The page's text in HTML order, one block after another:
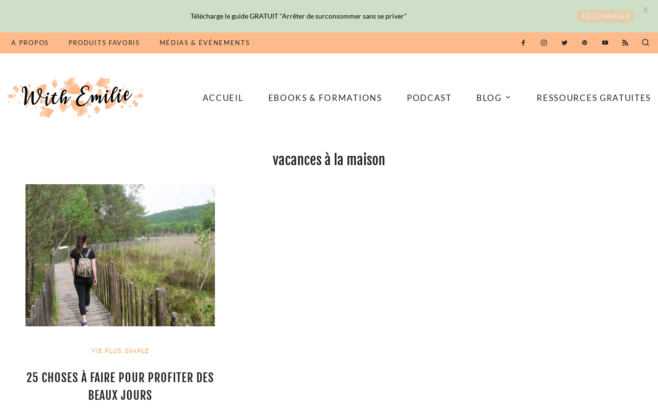
A PROPOS PRODUITS FAVORIS MÉDIAS & ÉVÉNEMENTS
ACCUEIL EBOOKS & FORMATIONS PODCAST BLOG RESSOURCES GRATUITES
vacances à la maison
VIE PLUS SIMPLE
25 CHOSES À FAIRE POUR PROFITER DES
BEAUX JOURS
Télécharge le guide GRATUIT "Arrêter de surconsommer sans se priver" TÉLÉCHARGER
X